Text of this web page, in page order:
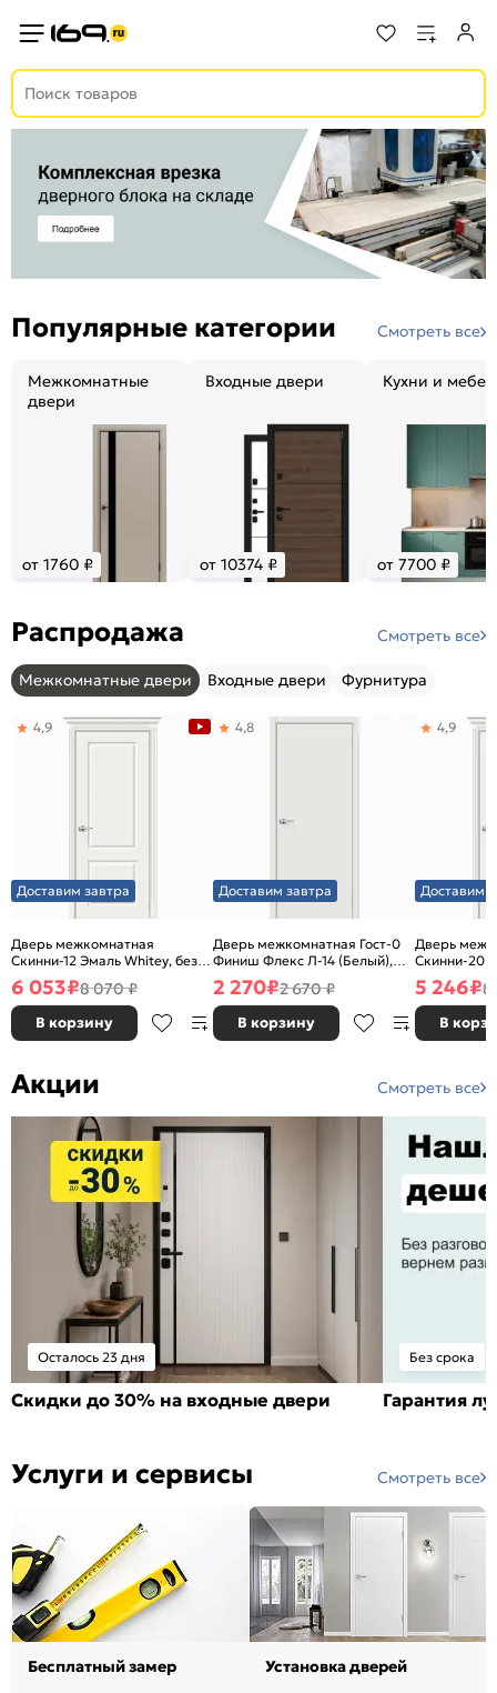
Популярные категории Смотреть все
Межкомнатные
двери
от 1760 ₽
Входные двери
от 10374 ₽
Кухни и
от 7700 ₽
Распродажа Смотреть все
Межкомнатные двери Входные двери Фурнитура
Доставим завтра
Дверь межкомнатная
Скинни-12 Эмаль Whitey, без
декора, глухая, без стекла,
без кромки, скиновая
4,9
6 053₽8 070 ₽
В корзину
Доставим завтра
Дверь межкомнатная Гост-0
Финиш Флекс Л-14 (Белый),
глухая, каркасно-щитовая
4,8
2 270₽2 670 ₽
В корзину
Доставим
Дверь
Скинни-20
декора,
без кромки,
4,9
5 246₽8
В
Акции Смотреть все
Осталось 23 дня
Скидки до 30% на входные двери
Без срока
Гарантия
Услуги и сервисы Смотреть все
Бесплатный замер Установка дверей